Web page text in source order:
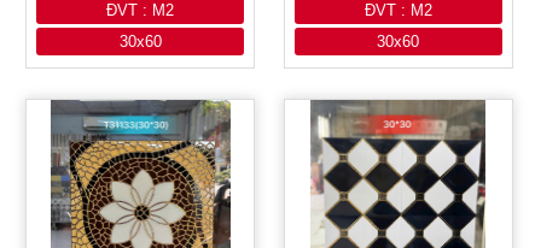
ĐVT : M2
30x60
ĐVT : M2
30x60